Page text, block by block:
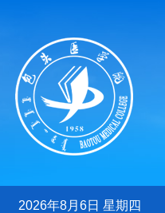
2026年8月6日 星期四